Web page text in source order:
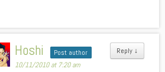
Reply ↓
Hoshi Post author
10/11/2010 at 7:20 am